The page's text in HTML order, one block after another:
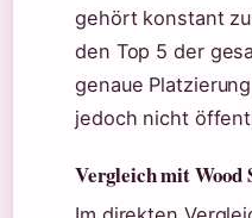
gehört konstant
den Top 5 der
genaue
jedoch nicht
Vergleich mit Wood